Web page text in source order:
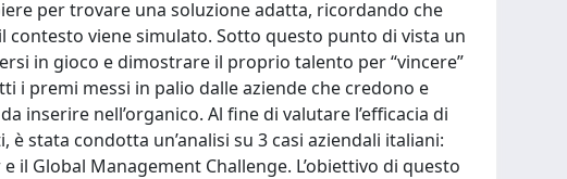
per trovare una soluzione adatta, ricordando che
viene simulato. Sotto questo punto di vista un
in gioco e dimostrare il proprio talento per “vincere”
premi messi in palio dalle aziende che credono e
nell’organico. Al fine di valutare l’efficacia di
stata condotta un’analisi su 3 casi aziendali italiani:
il Global Management Challenge. L’obiettivo di questo